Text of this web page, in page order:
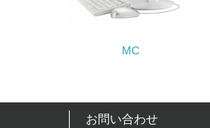
No.
についての自
由記載
MC
お問い合わせ